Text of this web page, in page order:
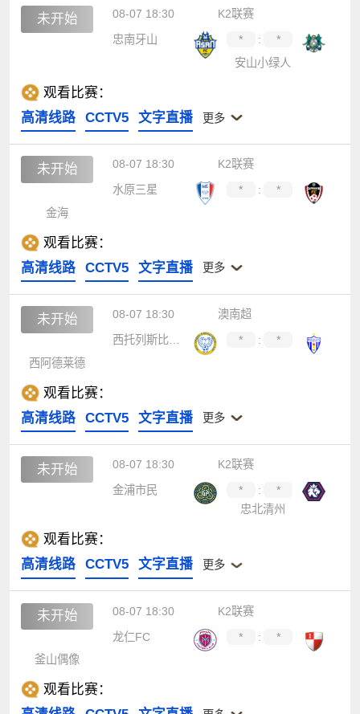
未开始 08-07 18:30
K2联赛
忠南牙山
* :
*
安山小绿人
观看比赛：
高清线路
CCTV5 文字直播 更多
未开始 08-07 18:30
K2联赛
水原三星
* :
*
金海
观看比赛：
高清线路
CCTV5 文字直播 更多
未开始 08-07 18:30
澳南超
西托列斯比卡拉
* :
*
西阿德莱德
观看比赛：
高清线路
CCTV5 文字直播 更多
未开始 08-07 18:30
K2联赛
金浦市民
* :
*
忠北清州
观看比赛：
高清线路
CCTV5 文字直播 更多
未开始 08-07 18:30
K2联赛
龙仁FC
* :
*
釜山偶像
观看比赛：